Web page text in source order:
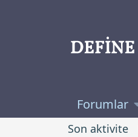
Forumlar
Son aktivite